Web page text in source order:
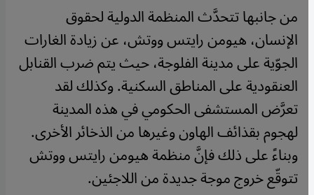
من جانبها تتحدَّث المنظمة الدولية لحقوق
الإنسان، هيومن رايتس ووتش، عن زيادة الغارات
الجوّية على مدينة الفلوجة، حيث يتم ضرب القنابل
العنقودية على المناطق السكنية. وكذلك لقد
تعرَّض المستشفى الحكومي في هذه المدينة
لهجوم بقذائف الهاون وغيرها من الذخائر الأخرى.
وبناءً على ذلك فإنَّ منظمة هيومن رايتس ووتش
تتوقّع خروج موجة جديدة من اللاجئين.